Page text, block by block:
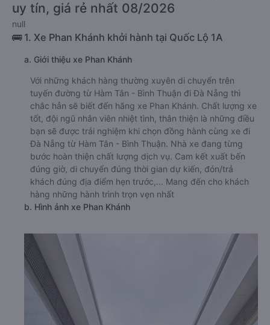
uy tín, giá rẻ nhất 08/2026
null
🚌 1. Xe Phan Khánh khởi hành tại Quốc Lộ 1A
a. Giới thiệu xe Phan Khánh
Với những khách hàng thường xuyên di chuyển trên
tuyến đường từ Hàm Tân - Bình Thuận đi Đà Nẵng thì
chắc hẳn sẽ biết đến hãng xe Phan Khánh. Chất lượng xe
tốt, đội ngũ nhân viên nhiệt tình, thân thiện là những điều
bạn sẽ được trải nghiệm khi chọn đồng hành cùng xe đi
Đà Nẵng từ Hàm Tân - Bình Thuận. Nhà xe đang từng
bước hoàn thiện chất lượng dịch vụ. Cam kết xuất bến
đúng giờ, di chuyển đúng thời gian dự kiến, đón/trả
khách đúng địa điểm hẹn trước,... Mang đến cho khách
hàng những hành trình trọn vẹn nhất
b. Hình ảnh xe Phan Khánh